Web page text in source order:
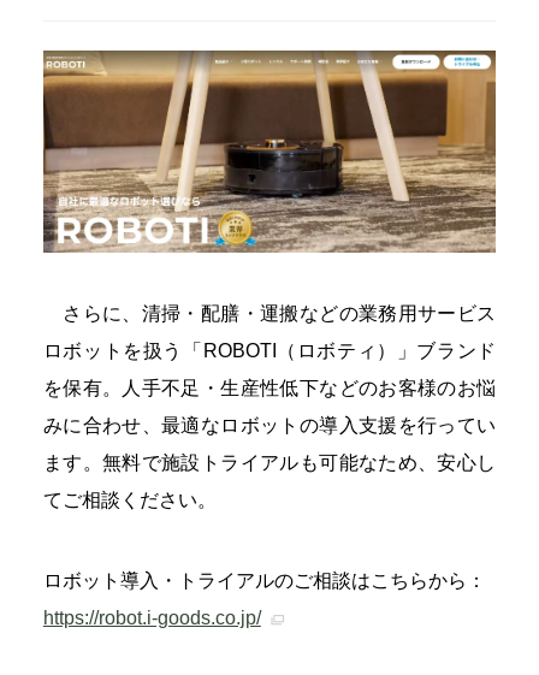
さらに、清掃・配膳・運搬などの業務用サービス
ロボットを扱う「ROBOTI（ロボティ）」ブランド
を保有。人手不足・生産性低下などのお客様のお悩
みに合わせ、最適なロボットの導入支援を行ってい
ます。無料で施設トライアルも可能なため、安心し
てご相談ください。
ロボット導入・トライアルのご相談はこちらから：
https://robot.i-goods.co.jp/